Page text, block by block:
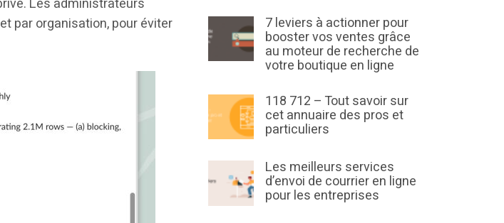
Les administrateurs
par organisation, pour éviter
7 leviers à actionner pour
booster vos ventes grâce
au moteur de recherche de
votre boutique en ligne
118 712 – Tout savoir sur
cet annuaire des pros et
particuliers
Les meilleurs services
d’envoi de courrier en ligne
pour les entreprises